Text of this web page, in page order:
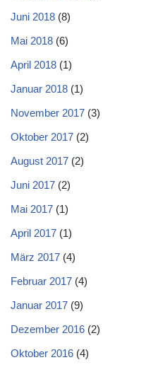
Juni 2018 (8)
Mai 2018 (6)
April 2018 (1)
Januar 2018 (1)
November 2017 (3)
Oktober 2017 (2)
August 2017 (2)
Juni 2017 (2)
Mai 2017 (1)
April 2017 (1)
März 2017 (4)
Februar 2017 (4)
Januar 2017 (9)
Dezember 2016 (2)
Oktober 2016 (4)